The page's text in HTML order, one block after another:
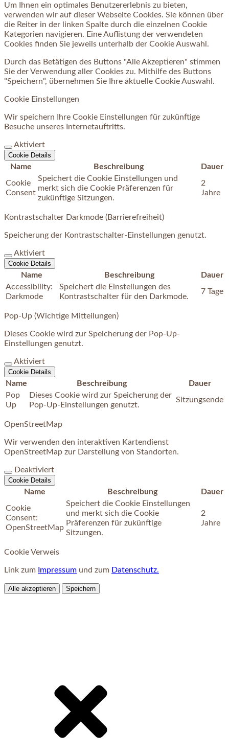
Um Ihnen ein optimales Benutzererlebnis zu bieten,
verwenden wir auf dieser Webseite Cookies. Sie können über
die Reiter in der linken Spalte durch die einzelnen Cookie
Kategorien navigieren. Eine Auflistung der verwendeten
Cookies finden Sie jeweils unterhalb der Cookie Auswahl.
Durch das Betätigen des Buttons "Alle Akzeptieren" stimmen
Sie der Verwendung aller Cookies zu. Mithilfe des Buttons
"Speichern", übernehmen Sie Ihre aktuelle Cookie Auswahl.
Cookie Einstellungen
Wir speichern Ihre Cookie Einstellungen für zukünftige
Besuche unseres Internetauftritts.
Aktiviert
Cookie Details
Name Beschreibung
Dauer
Cookie
Consent
Speichert die Cookie Einstellungen und
merkt sich die Cookie Präferenzen für
zukünftige Sitzungen.
2
Jahre
Kontrastschalter Darkmode (Barrierefreiheit)
Speicherung der Kontrastschalter-Einstellungen genutzt.
Aktiviert
Cookie Details
Name Beschreibung
Dauer
Accessibility:
Darkmode
Speichert die Einstellungen des
Kontrastschalter für den Darkmode.
7 Tage
Pop-Up (Wichtige Mitteilungen)
Dieses Cookie wird zur Speicherung der Pop-Up-
Einstellungen genutzt.
Aktiviert
Cookie Details
Name Beschreibung
Dauer
Pop
Up
Dieses Cookie wird zur Speicherung der
Pop-Up-Einstellungen genutzt.
Sitzungsende
OpenStreetMap
Wir verwenden den interaktiven Kartendienst
OpenStreetMap zur Darstellung von Standorten.
Deaktiviert
Cookie Details
Name Beschreibung
Dauer
Cookie
Consent:
OpenStreetMap
Speichert die Cookie Einstellungen
und merkt sich die Cookie
Präferenzen für zukünftige
Sitzungen.
2
Jahre
Cookie Verweis
Link zum Impressum und zum Datenschutz.
Alle akzeptieren Speichern